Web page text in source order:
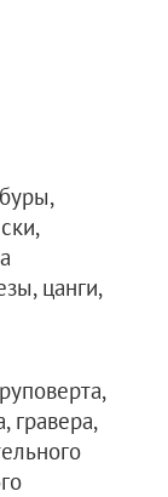
цанги,
гравера,